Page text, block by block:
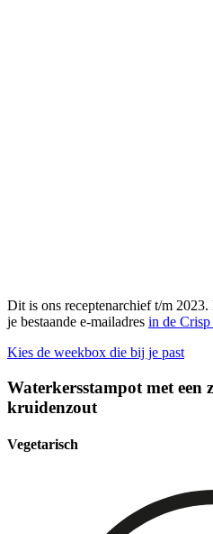
Dit is ons receptenarchief t/m
je bestaande e-mailadres in de Crisp
Kies de weekbox die bij je past
Waterkersstampot met een
kruidenzout
Vegetarisch